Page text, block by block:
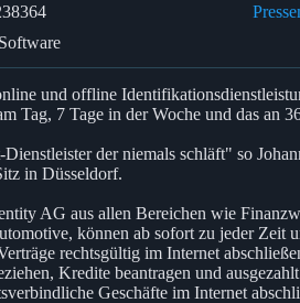
und offline
Tag, 7 Tage in der Woche und das an
der niemals schläft" so
in Düsseldorf.
AG aus allen Bereichen wie
können ab sofort zu jeder Zeit
rechtsgültig im Internet
Kredite beantragen und
Geschäfte im Internet